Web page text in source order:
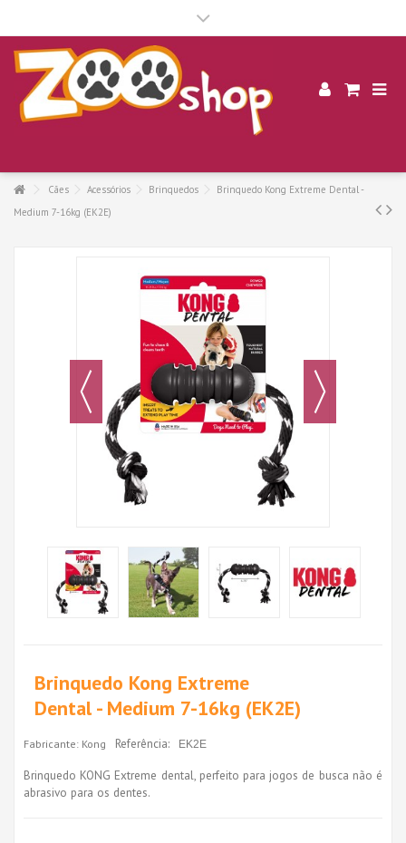
Cães Acessórios Brinquedos
Brinquedo Kong Extreme Dental -
Medium 7-16kg (EK2E)
Brinquedo Kong Extreme
Dental - Medium 7-16kg (EK2E)
Fabricante: Kong Referência: EK2E
Brinquedo KONG Extreme dental, perfeito para jogos de busca não é
abrasivo para os dentes.